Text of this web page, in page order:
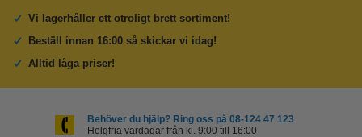
Vi lagerhåller ett otroligt brett sortiment!
Beställ innan 16:00 så skickar vi idag!
Alltid låga priser!
Behöver du hjälp? Ring oss på 08-124 47 123
Helgfria vardagar från kl. 9:00 till 16:00